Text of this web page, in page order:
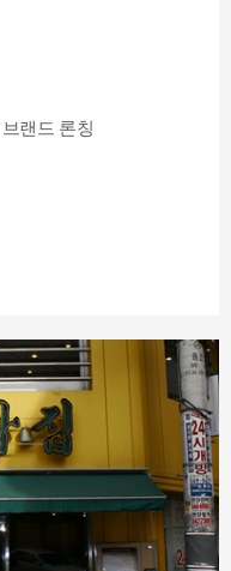
랜드 론칭